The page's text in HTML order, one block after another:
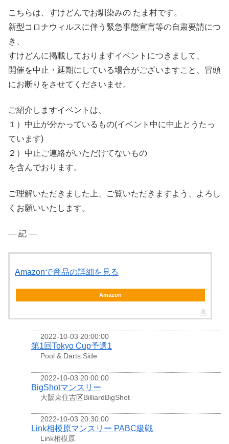
こちらは、すけどんでお馴染みの たま村です。
新型コロナウィルスに伴う緊急事態宣言等の自粛要請につ
き、
すけどんに掲載しておりますイベントにつきまして、
開催を中止・延期にしている場合がございますこと、冒頭
にお断りをさせてくださいませ。
ご紹介しますイベントは、
１）中止が分かっているもの(イベント中に中止とうたっ
ています)
２）中止ご連絡がいただけてないもの
を含んでおります。
ご理解いただきました上、ご覧いただきますよう、よろし
くお願いいたします。
― 記 ―
Amazonで商品の詳細を見る
Amazon
2022-10-03 20:00:00
第1回Tokyo Cup予選1
Pool & Darts Side
2022-10-03 20:00:00
BigShotマンスリー
大阪東住吉区BilliardBigShot
2022-10-03 20:30:00
Link相模原マンスリー PABC級戦
Link相模原